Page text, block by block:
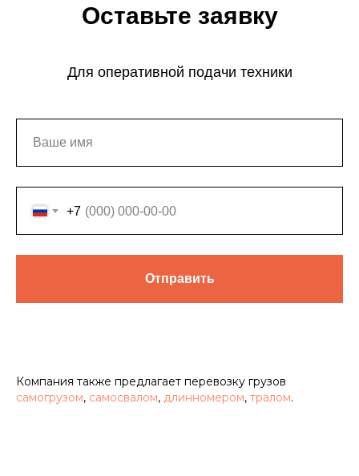
Оставьте заявку
Для оперативной подачи техники
+7
Отправить
Компания также предлагает перевозку грузов
самогрузом, самосвалом, длинномером, тралом.